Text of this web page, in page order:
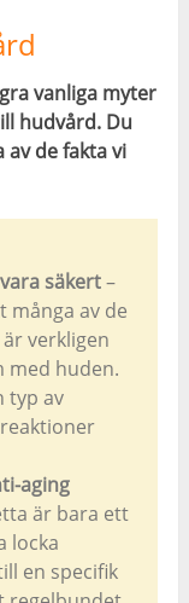
vanliga myter
hudvård. Du
de fakta vi
säkert–
många av de
verkligen
med huden.
typ av
aging
är bara ett
locka
en specifik